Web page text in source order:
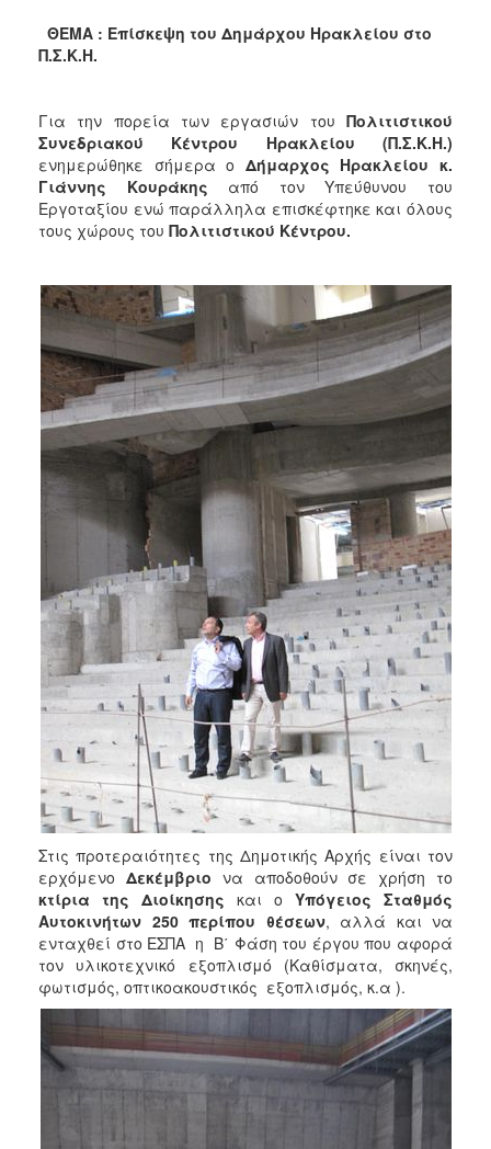
2016
2012
2011
2010
2006
ΔΗΜΟΤΗΣ
ΕΠΙΣΚΕΠΤΗΣ
ΗΡΑΚΛΕΙΟ
ΘΕΜΑ : Επίσκεψη του Δημάρχου Ηρακλείου στο
Π.Σ.Κ.Η.
Για την πορεία των εργασιών του Πολιτιστικού
Συνεδριακού Κέντρου Ηρακλείου (Π.Σ.Κ.Η.)
ενημερώθηκε σήμερα ο Δήμαρχος Ηρακλείου κ.
Γιάννης Κουράκης από τον Υπεύθυνου του
Εργοταξίου ενώ παράλληλα επισκέφτηκε και όλους
τους χώρους του Πολιτιστικού Κέντρου.
Στις προτεραιότητες της Δημοτικής Αρχής είναι τον
ερχόμενο Δεκέμβριο να αποδοθούν σε χρήση το
κτίρια της Διοίκησης και ο Υπόγειος Σταθμός
Αυτοκινήτων 250 περίπου θέσεων, αλλά και να
ενταχθεί στο ΕΣΠΑ η Β΄ Φάση του έργου που αφορά
τον υλικοτεχνικό εξοπλισμό (Καθίσματα, σκηνές,
φωτισμός, οπτικοακουστικός εξοπλισμός, κ.α ).